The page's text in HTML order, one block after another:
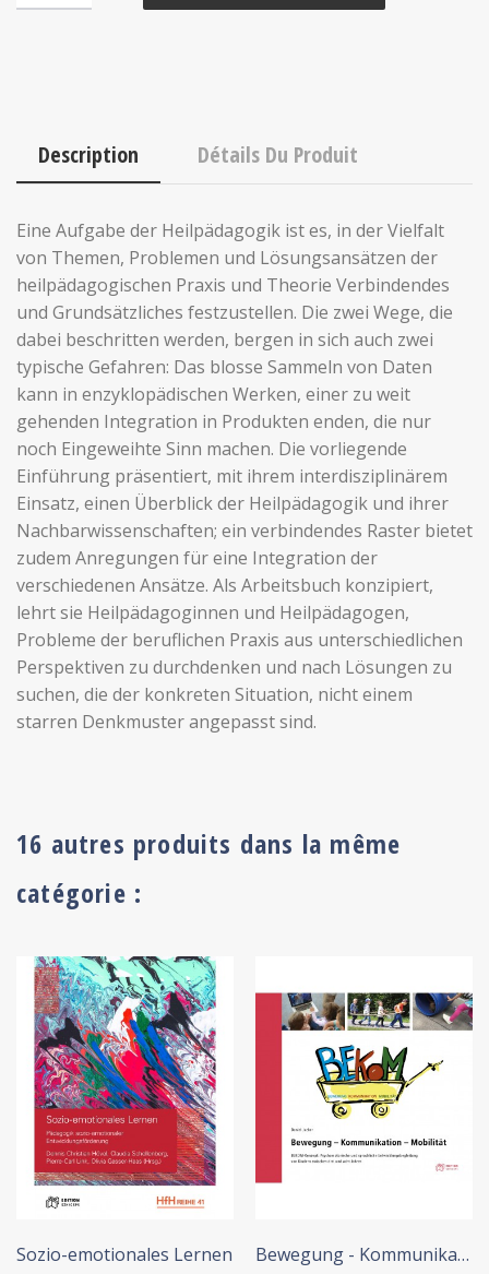
Description Détails Du Produit
Eine Aufgabe der Heilpädagogik ist es, in der Vielfalt
von Themen, Problemen und Lösungsansätzen der
heilpädagogischen Praxis und Theorie Verbindendes
und Grundsätzliches festzustellen. Die zwei Wege, die
dabei beschritten werden, bergen in sich auch zwei
typische Gefahren: Das blosse Sammeln von Daten
kann in enzyklopädischen Werken, einer zu weit
gehenden Integration in Produkten enden, die nur
noch Eingeweihte Sinn machen. Die vorliegende
Einführung präsentiert, mit ihrem interdisziplinärem
Einsatz, einen Überblick der Heilpädagogik und ihrer
Nachbarwissenschaften; ein verbindendes Raster bietet
zudem Anregungen für eine Integration der
verschiedenen Ansätze. Als Arbeitsbuch konzipiert,
lehrt sie Heilpädagoginnen und Heilpädagogen,
Probleme der beruflichen Praxis aus unterschiedlichen
Perspektiven zu durchdenken und nach Lösungen zu
suchen, die der konkreten Situation, nicht einem
starren Denkmuster angepasst sind.
16 autres produits dans la même
catégorie :
Sozio-emotionales Lernen Bewegung - Kommunikation -...